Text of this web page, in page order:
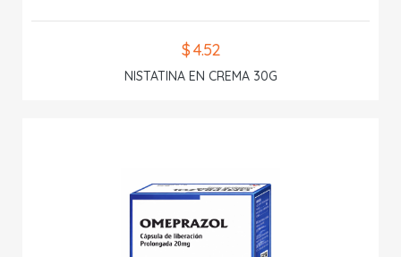
$ 4.52
NISTATINA EN CREMA 30G